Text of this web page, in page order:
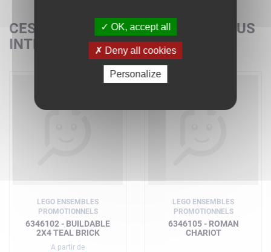
CES SETS POURRAIENT AUSSI VOUS
INTÉRESSER
LEGO ENSEMBLES
PROMOTIONNELS
6346102 - BUILDABLE
2X4 TEAL BRICK
A partir de
LEGO ENSEMBLES
PROMOTIONNELS
6346105 - ROMAN
CHARIOT
OK, accept all
Deny all cookies
Personalize